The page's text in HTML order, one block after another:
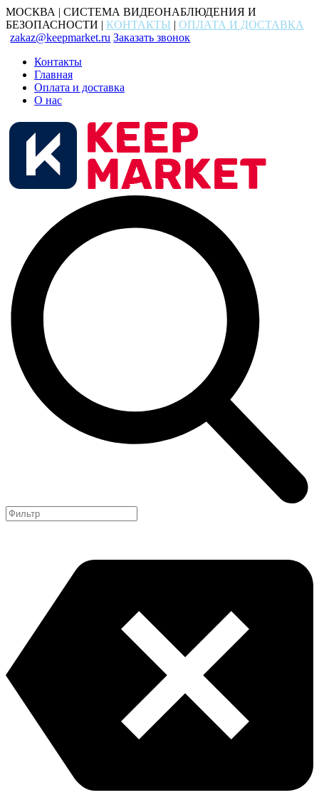
МОСКВА | СИСТЕМА ВИДЕОНАБЛЮДЕНИЯ И
БЕЗОПАСНОСТИ | КОНТАКТЫ | ОПЛАТА И ДОСТАВКА
zakaz@keepmarket.ru Заказать звонок
Контакты
Главная
Оплата и доставка
О нас